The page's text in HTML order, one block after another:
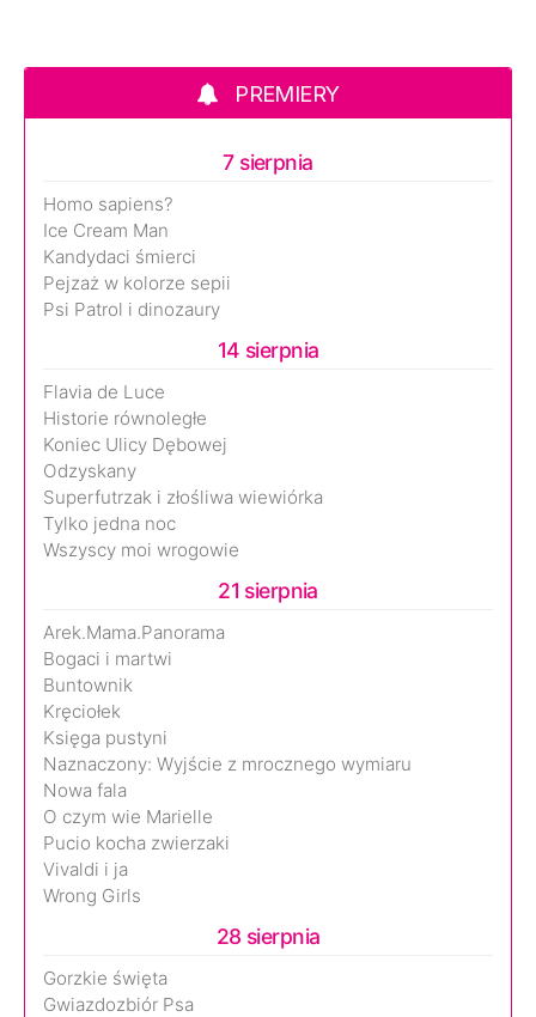
PREMIERY
7 sierpnia
Homo sapiens?
Ice Cream Man
Kandydaci śmierci
Pejzaż w kolorze sepii
Psi Patrol i dinozaury
14 sierpnia
Flavia de Luce
Historie równoległe
Koniec Ulicy Dębowej
Odzyskany
Superfutrzak i złośliwa wiewiórka
Tylko jedna noc
Wszyscy moi wrogowie
21 sierpnia
Arek.Mama.Panorama
Bogaci i martwi
Buntownik
Kręciołek
Księga pustyni
Naznaczony: Wyjście z mrocznego wymiaru
Nowa fala
O czym wie Marielle
Pucio kocha zwierzaki
Vivaldi i ja
Wrong Girls
28 sierpnia
Gorzkie święta
Gwiazdozbiór Psa